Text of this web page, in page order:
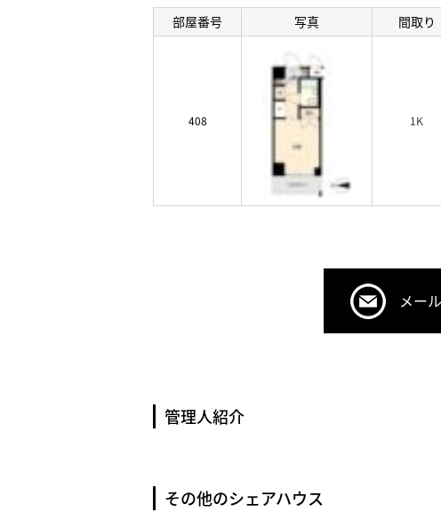
部屋番号 写真 間取り
408 1K
メー
管理人紹介
その他のシェアハウス